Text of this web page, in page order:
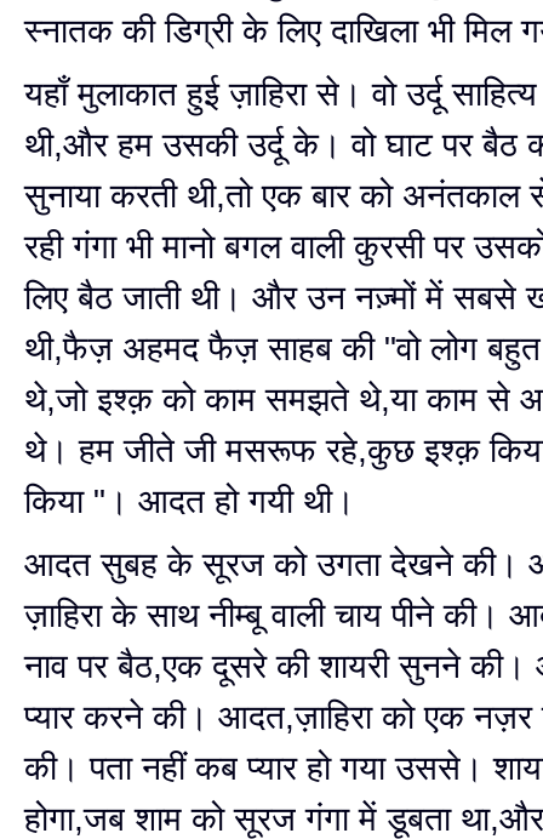
स्नातक की डिग्री के लिए दाखिला भी मिल
यहाँ मुलाकात हुई ज़ाहिरा से। वो उर्दू साहित्य
थी,और हम उसकी उर्दू के। वो घाट पर बैठ
सुनाया करती थी,तो एक बार को
रही गंगा भी मानो बगल वाली कुरसी पर
लिए बैठ जाती थी। और उन नज़्मों में सबसे
थी,फैज़ अहमद फैज़ साहब की "वो लोग
थे,जो इश्क़ को काम समझते थे,या काम से
थे। हम जीते जी मसरूफ रहे,कुछ इश्क़
किया "। आदत हो गयी थी।
आदत सुबह के सूरज को उगता देखने की।
ज़ाहिरा के साथ नीम्बू वाली चाय पीने की।
नाव पर बैठ,एक दूसरे की शायरी सुनने
प्यार करने की। आदत,ज़ाहिरा को एक
की। पता नहीं कब प्यार हो गया उससे।
होगा,जब शाम को सूरज गंगा में डूबता था,और